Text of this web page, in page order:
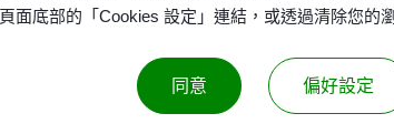
© 2026 逸陞機械有限公司 版權所有，侵
面底部的「Cookies 設定」連結，或透過清除您的
同意 偏好設定